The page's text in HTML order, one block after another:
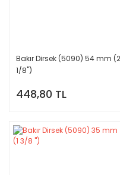
Bakır Dirsek (5090) 54 mm (2
1/8'')
448,80 TL